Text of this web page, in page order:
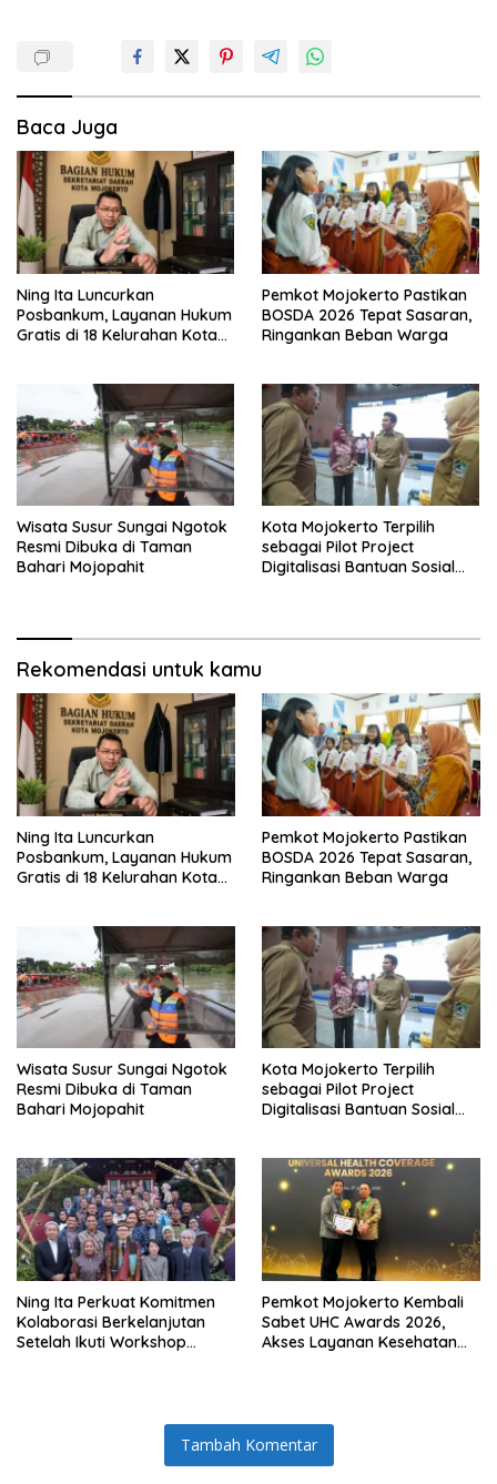
Baca Juga
Ning Ita Luncurkan
Posbankum, Layanan Hukum
Gratis di 18 Kelurahan Kota
Pemkot Mojokerto Pastikan
BOSDA 2026 Tepat Sasaran,
Ringankan Beban Warga
Wisata Susur Sungai Ngotok
Resmi Dibuka di Taman
Bahari Mojopahit
Kota Mojokerto Terpilih
sebagai Pilot Project
Digitalisasi Bantuan Sosial
Rekomendasi untuk kamu
Ning Ita Luncurkan
Posbankum, Layanan Hukum
Gratis di 18 Kelurahan Kota
Pemkot Mojokerto Pastikan
BOSDA 2026 Tepat Sasaran,
Ringankan Beban Warga
Wisata Susur Sungai Ngotok
Resmi Dibuka di Taman
Bahari Mojopahit
Kota Mojokerto Terpilih
sebagai Pilot Project
Digitalisasi Bantuan Sosial
Ning Ita Perkuat Komitmen
Kolaborasi Berkelanjutan
Setelah Ikuti Workshop
Pemkot Mojokerto Kembali
Sabet UHC Awards 2026,
Akses Layanan Kesehatan
Tambah Komentar